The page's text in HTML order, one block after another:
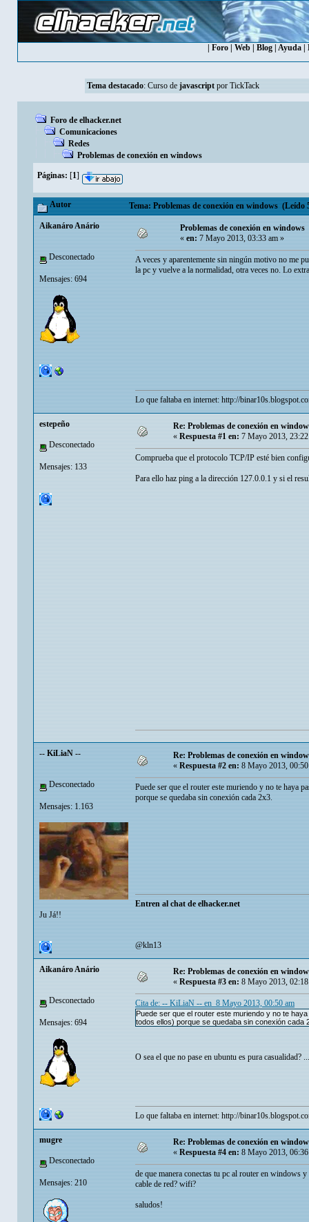
Foro Web Blog Ayuda
Tema destacado: Curso de javascriptpor TickTack
Foro de elhacker.net
Comunicaciones
Redes
Problemas de conexión en windows
Páginas: [1]
Autor Tema: Problemas de conexión en windows (Leído
Aikanáro Anário
Desconectado
Mensajes: 694
Problemas de conexión en windows
«en:7 Mayo 2013, 03:33 am »
A veces y aparentemente sin ningún motivo no me
la pc y vuelve a la normalidad, otra veces no. Lo
Lo que faltaba en internet:http://
estepeño
Desconectado
Mensajes: 133
Re: Problemas de conexión en
« Respuesta #1 en: 7 Mayo 2013,
Comprueba que el protocolo TCP/IP esté bien
Para ello haz ping a la dirección 127.0.0.1 y si el
-- KiLiaN --
Desconectado
Mensajes: 1.163
Ju Já!!
Re: Problemas de conexión en
«Respuesta #2 en:8 Mayo 2013, 00:50
Puede ser que el router este muriendo y no te haya
porque se quedaba sin conexión cada 2x3.
Entren al chat de elhacker.net
@kln13
Aikanáro Anário
Desconectado
Mensajes: 694
Re: Problemas de conexión en
« Respuesta #3 en: 8 Mayo 2013,
Cita de: -- KiLiaN -- en 8 Mayo 2013, 00:50 am
Puede ser que el router este muriendo y no te
todos ellos) porque se quedaba sin conexión cada
O sea el que no pase en ubuntu es pura casualidad?
Lo que faltaba en internet: http://
mugre
Desconectado
Mensajes: 210
Re: Problemas de conexión en
«Respuesta #4 en:8 Mayo 2013, 06:36
de que manera conectas tu pc al router en windows y
cable de red? wifi?
saludos!